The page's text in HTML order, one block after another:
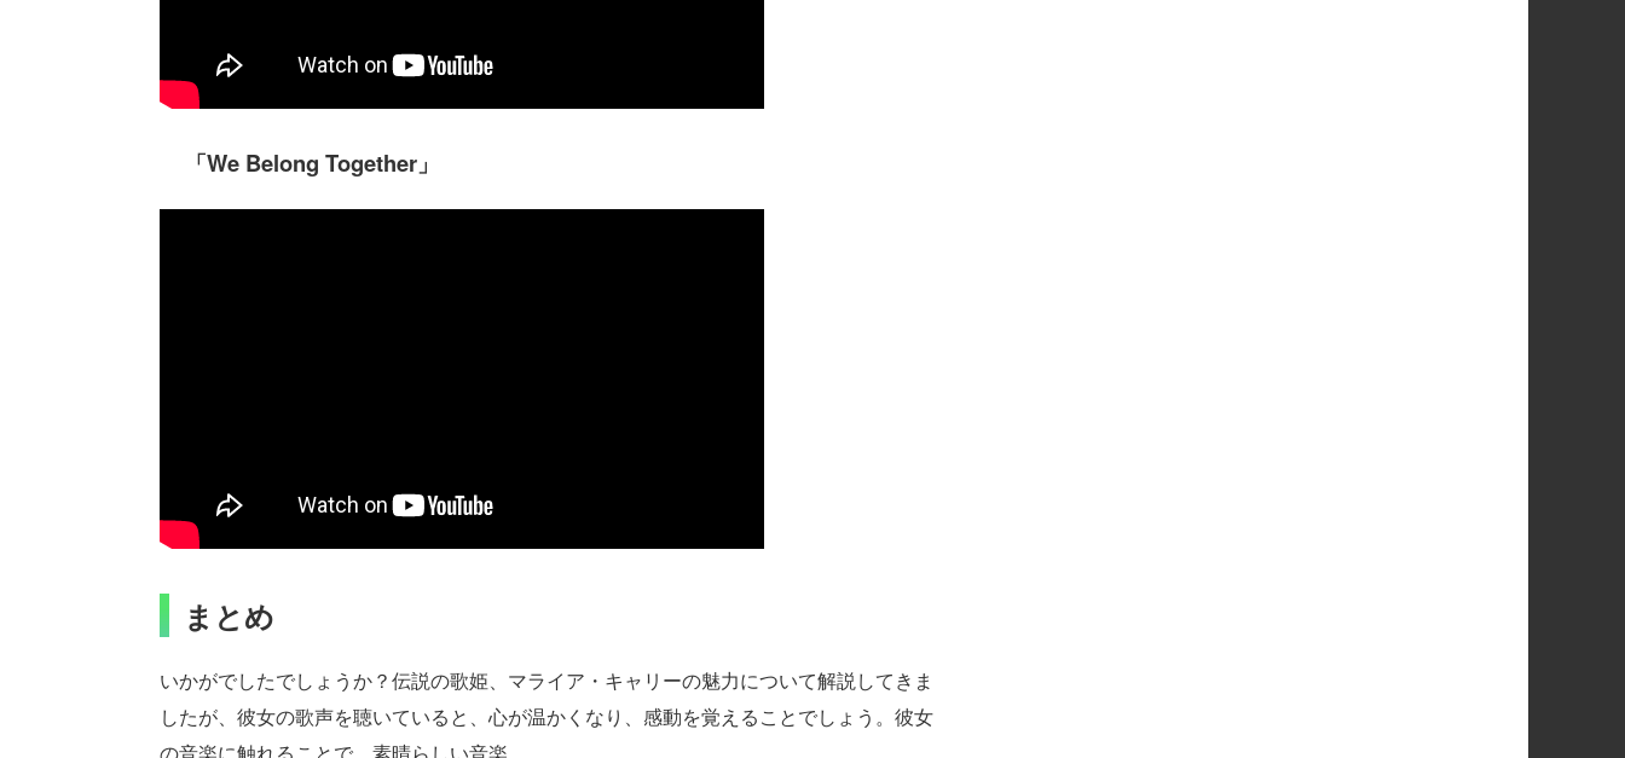
「We Belong Together」
まとめ
いかがでしたでしょうか？伝説の歌姫、マライア・キャリーの魅力について解説してきま
したが、彼女の歌声を聴いていると、心が温かくなり、感動を覚えることでしょう。彼女
の音楽に触れることで、素晴らしい音楽